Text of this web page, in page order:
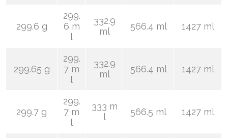
299.6 g
299.
6 m
l
332.9
ml
566.4 ml 1427 ml
299.65 g
299.
7 m
l
332.9
ml
566.4 ml 1427 ml
299.7 g
299.
7 m
l
333 m
l
566.5 ml 1427 ml